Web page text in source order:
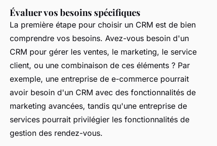
Évaluer vos besoins spécifiques
La première étape pour choisir un CRM est de bien
comprendre vos besoins. Avez-vous besoin d'un
CRM pour gérer les ventes, le marketing, le service
client, ou une combinaison de ces éléments ? Par
exemple, une entreprise de e-commerce pourrait
avoir besoin d'un CRM avec des fonctionnalités de
marketing avancées, tandis qu'une entreprise de
services pourrait privilégier les fonctionnalités de
gestion des rendez-vous.